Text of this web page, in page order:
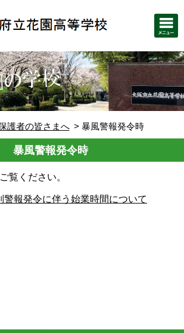
護者の皆さまへ 暴風警報発令時
暴風警報発令時
覧ください。
警報発令に伴う始業時間について